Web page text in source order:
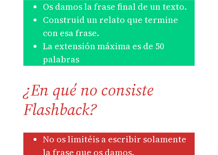
Os damos la frase final de un texto.
Construid un relato que termine
con esa frase.
La extensión máxima es de 50
palabras
¿En qué no consiste
Flashback?
No os limitéis a escribir solamente
la frase que os damos.